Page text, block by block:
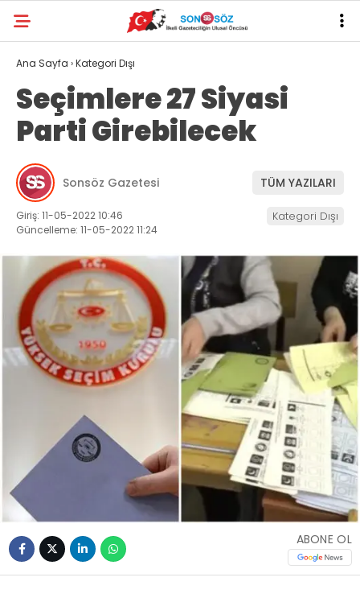
Ana Sayfa ›Kategori Dışı
Seçimlere 27 Siyasi
Parti Girebilecek
Sonsöz Gazetesi TÜM YAZILARI
Giriş: 11-05-2022 10:46
Güncelleme: 11-05-2022 11:24
Kategori Dışı
ABONE OL